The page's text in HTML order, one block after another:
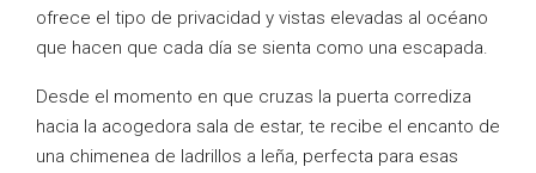
ofrece el tipo de privacidad y vistas elevadas al océano
que hacen que cada día se sienta como una escapada.
Desde el momento en que cruzas la puerta corrediza
hacia la acogedora sala de estar, te recibe el encanto de
una chimenea de ladrillos a leña, perfecta para esas